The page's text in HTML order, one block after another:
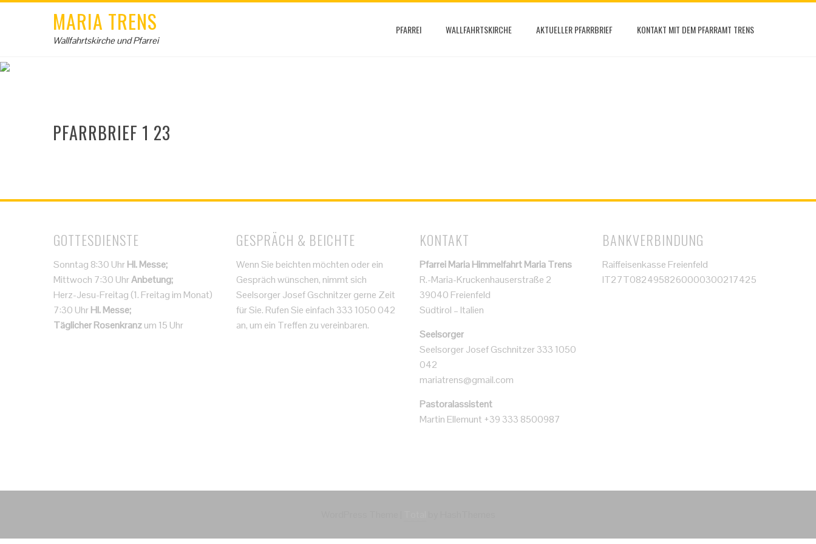
MARIA TRENS
Wallfahrtskirche und Pfarrei
PFARREI WALLFAHRTSKIRCHE AKTUELLER PFARRBRIEF KONTAKT MIT DEM PFARRAMT TRENS
PFARRBRIEF 1 23
GOTTESDIENSTE
Sonntag 8:30 UhrHl. Messe;
Mittwoch 7:30 UhrAnbetung;
Herz-Jesu-Freitag (1. Freitag im Monat)
7:30 UhrHl. Messe;
Täglicher Rosenkranzum 15 Uhr
GESPRÄCH & BEICHTE
Wenn Sie beichten möchten oder ein
Gespräch wünschen, nimmt sich
Seelsorger Josef Gschnitzer gerne Zeit
für Sie. Rufen Sie einfach 333 1050 042
an, um ein Treffen zu vereinbaren.
KONTAKT
Pfarrei Maria Himmelfahrt Maria Trens
R.-Maria-Kruckenhauserstraße 2
39040 Freienfeld
Südtirol – Italien
Seelsorger
Seelsorger Josef Gschnitzer 333 1050
042
mariatrens@gmail.com
Pastoralassistent
Martin Ellemunt +39 333 8500987
BANKVERBINDUNG
Raiffeisenkasse Freienfeld
IT27T0824958260000300217425